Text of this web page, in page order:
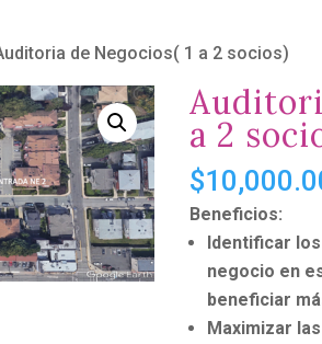
de Negocios( 1 a 2 socios)
a 2
$
Beneficios:
Identificar
negocio en
beneficiar
Maximizar